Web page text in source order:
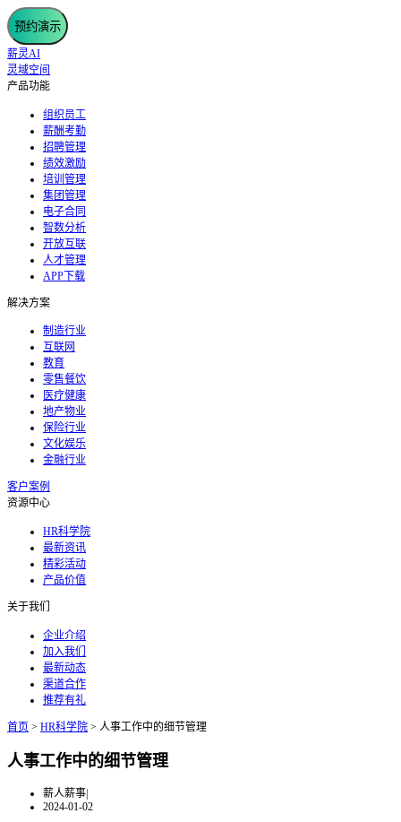
预约演示
薪灵AI
灵域空间
产品功能
组织员工
薪酬考勤
招聘管理
绩效激励
培训管理
集团管理
电子合同
智数分析
开放互联
人才管理
APP下载
解决方案
制造行业
互联网
教育
零售餐饮
医疗健康
地产物业
保险行业
文化娱乐
金融行业
客户案例
资源中心
HR科学院
最新资讯
精彩活动
产品价值
关于我们
企业介绍
加入我们
最新动态
渠道合作
推荐有礼
首页 > HR科学院 > 人事工作中的细节管理
人事工作中的细节管理
薪人薪事|
2024-01-02